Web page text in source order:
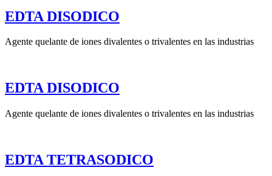
EDTA DISODICO
Agente quelante de iones divalentes o trivalentes en las industrias
EDTA DISODICO
Agente quelante de iones divalentes o trivalentes en las industrias
EDTA TETRASODICO